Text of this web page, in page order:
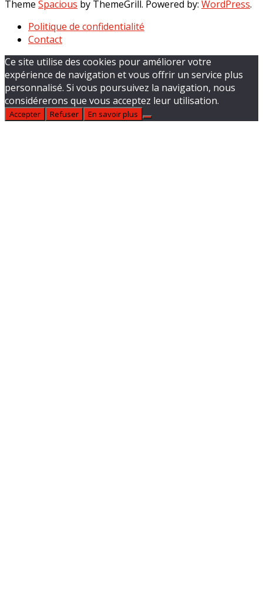
Theme Spacious by ThemeGrill. Powered by: WordPress.
Politique de confidentialité
Contact
Ce site utilise des cookies pour améliorer votre
expérience de navigation et vous offrir un service plus
personnalisé. Si vous poursuivez la navigation, nous
considérerons que vous acceptez leur utilisation.
Accepter Refuser En savoir plus